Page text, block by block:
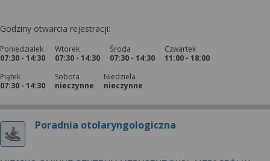
Godziny otwarcia rejestracji:
Poniedziałek
07:30 - 14:30
Wtorek
07:30 - 14:30
Środa
07:30 - 14:30
Czwartek
11:00 - 18:00
Piątek
07:30 - 14:30
Sobota
nieczynne
Niedziela
nieczynne
Poradnia otolaryngologiczna